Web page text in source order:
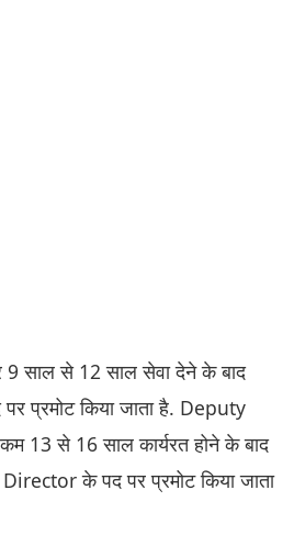
साल से 12 साल सेवा देने के बाद
प्रमोट किया जाता है. Deputy
13 से 16 साल कार्यरत होने के बाद
के पद पर प्रमोट किया जाता